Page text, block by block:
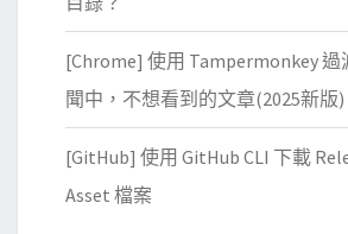
[Chrome] 使用 Tampermonkey 過
聞中，不想看到的文章(2025新版)
[GitHub] 使用 GitHub CLI 下載
Asset 檔案